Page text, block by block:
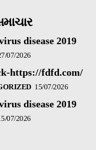
disease 2019
07/2026
https://fdfd.com/
15/07/2026
disease 2019
07/2026